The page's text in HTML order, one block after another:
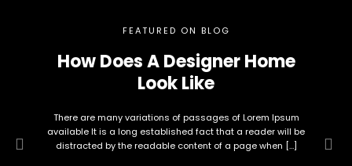
FEATURED ON BLOG
How Does A Designer Home
Look Like
There are many variations of passages of Lorem Ipsum
available It is a long established fact that a reader will be
distracted by the readable content of a page when […]